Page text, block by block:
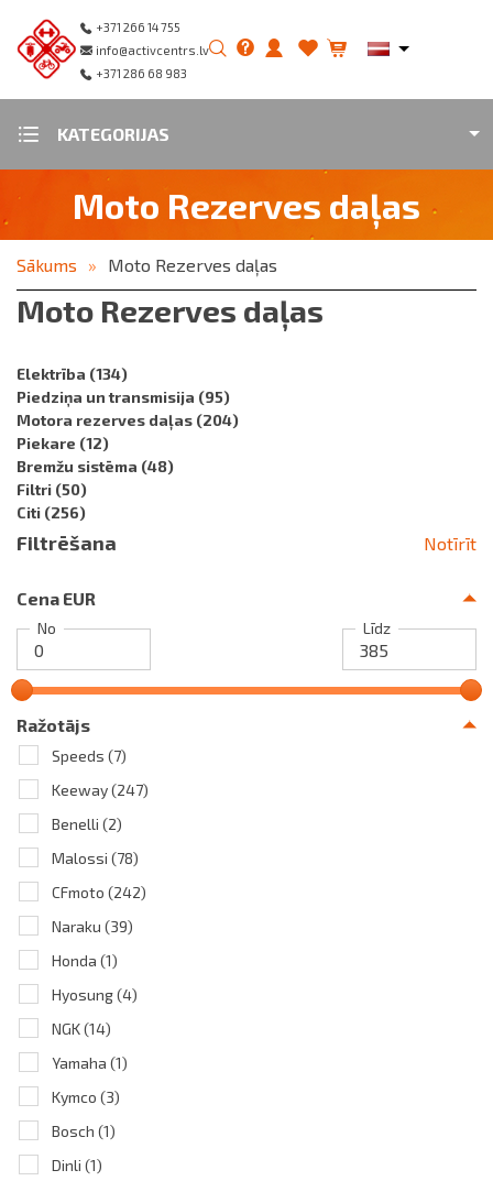
+371 266 14 755
info@activcentrs.lv
+371 286 68 983
KATEGORIJAS
Moto Rezerves daļas
Sākums Moto Rezerves daļas
Moto Rezerves daļas
Elektrība (134)
Piedziņa un transmisija (95)
Motora rezerves daļas (204)
Piekare (12)
Bremžu sistēma (48)
Filtri (50)
Citi (256)
Filtrēšana Notīrīt
Cena EUR
No Līdz
Ražotājs
Speeds (7)
Keeway(247)
Benelli (2)
Malossi (78)
CFmoto (242)
Naraku (39)
Honda (1)
Hyosung(4)
NGK(14)
Yamaha (1)
Kymco (3)
Bosch (1)
Dinli (1)